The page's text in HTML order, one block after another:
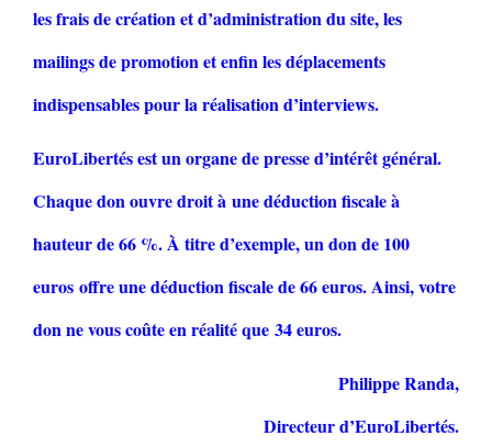
les frais de création et d’administration du site, les
mailings de promotion et enfin les déplacements
indispensables pour la réalisation d’interviews.
EuroLibertés est un organe de presse d’intérêt général.
Chaque don ouvre droit à une déduction fiscale à
hauteur de 66 %. À titre d’exemple, un don de 100
euros offre une déduction fiscale de 66 euros. Ainsi, votre
don ne vous coûte en réalité que 34 euros.
Philippe Randa,
Directeur d’EuroLibertés.